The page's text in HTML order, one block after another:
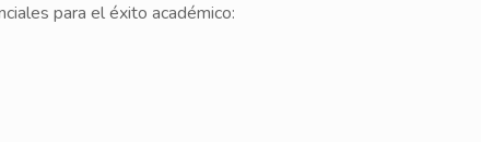
para el éxito académico: